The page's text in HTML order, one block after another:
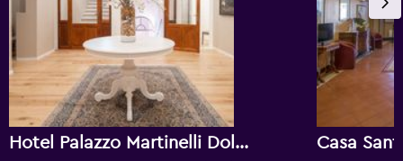
Hotel Palazzo Martinelli Dolfin Casa